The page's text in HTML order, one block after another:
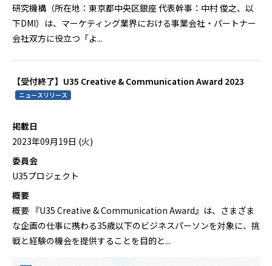
研究機構（所在地：東京都中央区銀座 代表幹事：中村 俊之、以
下DMI）は、マーケティング業界における事業会社・パートナー
会社双方に役立つ「よ...
【受付終了】U35 Creative & Communication Award 2023
ニュースリリース
掲載日
2023年09月19日 (火)
委員会
U35プロジェクト
概要
概要 『U35 Creative & Communication Award』は、さまざま
な企画の仕事に携わる35歳以下のビジネスパーソンを対象に、挑
戦と経験の機会を提供することを目的と...